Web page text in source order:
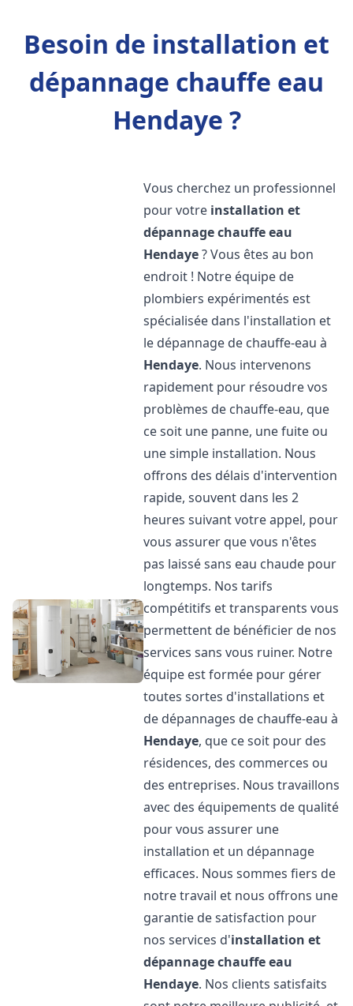
Besoin de installation et
dépannage chauffe eau
Hendaye ?
Vous cherchez un professionnel
pour votre installation et
dépannage chauffe eau
Hendaye? Vous êtes au bon
endroit ! Notre équipe de
plombiers expérimentés est
spécialisée dans l'installation et
le dépannage de chauffe-eau à
Hendaye. Nous intervenons
rapidement pour résoudre vos
problèmes de chauffe-eau, que
ce soit une panne, une fuite ou
une simple installation. Nous
offrons des délais d'intervention
rapide, souvent dans les 2
heures suivant votre appel, pour
vous assurer que vous n'êtes
pas laissé sans eau chaude pour
longtemps. Nos tarifs
compétitifs et transparents vous
permettent de bénéficier de nos
services sans vous ruiner. Notre
équipe est formée pour gérer
toutes sortes d'installations et
de dépannages de chauffe-eau à
Hendaye, que ce soit pour des
résidences, des commerces ou
des entreprises. Nous travaillons
avec des équipements de qualité
pour vous assurer une
installation et un dépannage
efficaces. Nous sommes fiers de
notre travail et nous offrons une
garantie de satisfaction pour
nos services d'installation et
dépannage chauffe eau
Hendaye. Nos clients satisfaits